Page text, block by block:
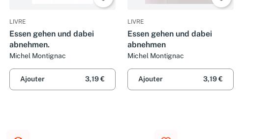
LIVRE
Essen gehen und dabei
abnehmen.
Michel Montignac
Ajouter 3,19 €
LIVRE
Essen gehen und dabei
abnehmen
Michel Montignac
Ajouter 3,19 €